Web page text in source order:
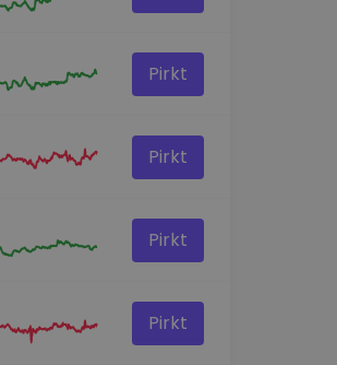
Pirkt
Pirkt
Pirkt
Pirkt